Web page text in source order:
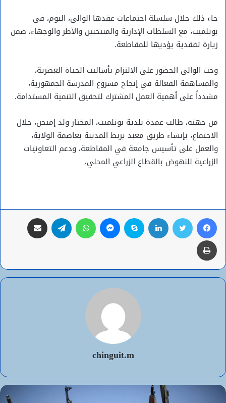
جاء ذلك خلال سلسلة اجتماعات عقدها الوالي، اليوم، في
بوتلميت، مع السلطات الإدارية والمنتخبين والأطر والوجهاء، ضمن
زيارة تفقدية يؤديها للمقاطعة.
وحث الوالي الحضور على الالتزام بأساليب الحياة العصرية،
والمساهمة الفعالة في إنجاح مشروع المدرسة الجمهورية،
مشدداً على أهمية العمل المشترك لتحقيق التنمية المستدامة.
من جهته، طالب عمدة بلدية بوتلميت، المختار ولد إميجن، خلال
الاجتماع، بإنشاء طريق معبد يربط المدينة بعاصمة الولاية،
والعمل على تأسيس جامعة في المقاطعة، ودعم التعاونيات
الزراعية للنهوض بالقطاع الزراعي المحلي.
فيسبوك تويتر لينكدإن سكايب ماسنجر واتساب تيلقرام
طباعة
chinguit.m